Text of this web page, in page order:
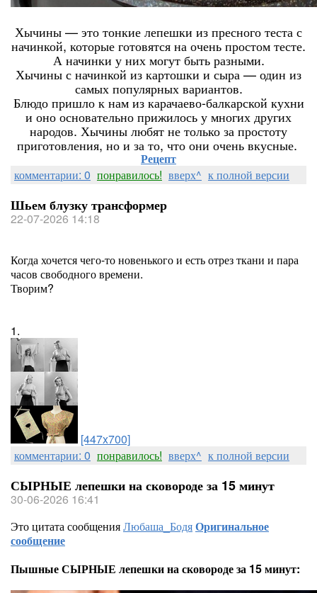
Хычины — это тонкие лепешки из пресного теста с
начинкой, которые готовятся на очень простом тесте.
А начинки у них могут быть разными.
Хычины с начинкой из картошки и сыра — один из
самых популярных вариантов.
Блюдо пришло к нам из карачаево-балкарской кухни
и оно основательно прижилось у многих других
народов. Хычины любят не только за простоту
приготовления, но и за то, что они очень вкусные.
Рецепт
комментарии: 0 понравилось! вверх^ к полной версии
Шьем блузку трансформер
22-07-2026 14:18
Когда хочется чего-то новенького и есть отрез ткани и пара
часов свободного времени.
Творим?
1.
[447x700]
комментарии: 0 понравилось! вверх^ к полной версии
СЫРНЫЕ лепешки на сковороде за 15 минут
30-06-2026 16:41
Это цитата сообщенияЛюбаша_БодяОригинальное
сообщение
Пышные СЫРНЫЕ лепешки на сковороде за 15 минут: